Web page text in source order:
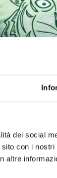
dei social
con i
altre